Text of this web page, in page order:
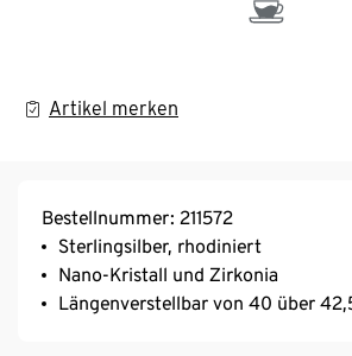
Artikel merken
Bestellnummer: 211572
Sterlingsilber, rhodiniert
Nano-Kristall und Zirkonia
Längenverstellbar von 40 über